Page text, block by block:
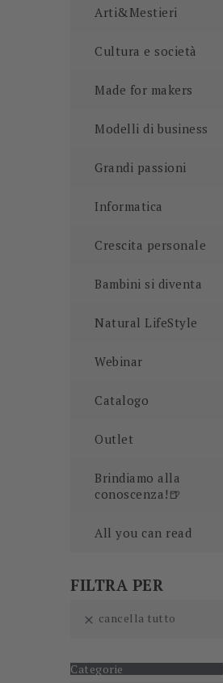
Arti&Mestieri
Cultura e società
Made for makers
Modelli di business
Grandi passioni
Informatica
Crescita personale
Bambini si diventa
Natural LifeStyle
Webinar
Catalogo
Outlet
Brindiamo alla
conoscenza!🍺
All you can read
FILTRA PER
 cancella tutto
Categorie